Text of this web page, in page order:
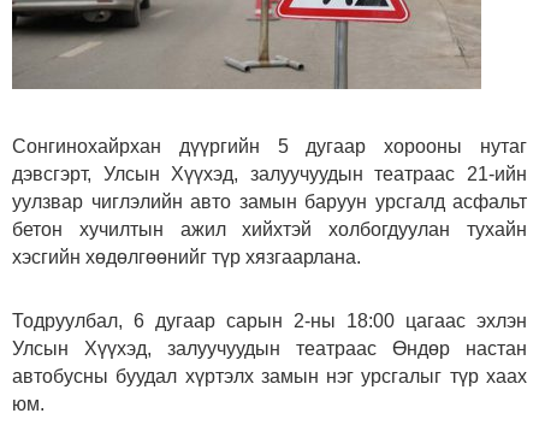
Сонгинохайрхан дүүргийн 5 дугаар хорооны нутаг
дэвсгэрт, Улсын Хүүхэд, залуучуудын театраас 21-ийн
уулзвар чиглэлийн авто замын баруун урсгалд асфальт
бетон хучилтын ажил хийхтэй холбогдуулан тухайн
хэсгийн хөдөлгөөнийг түр хязгаарлана.
Тодруулбал, 6 дугаар сарын 2-ны 18:00 цагаас эхлэн
Улсын Хүүхэд, залуучуудын театраас Өндөр настан
автобусны буудал хүртэлх замын нэг урсгалыг түр хаах
юм.